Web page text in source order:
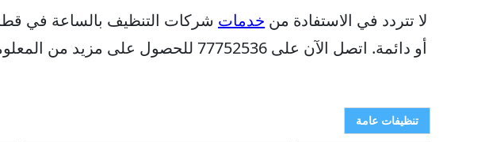
لا تتردد في الاستفادة من خدمات شركات التنظيف بالساعة في
أو دائمة. اتصل الآن على 77752536 للحصول على مزيد من المعلومات وللحجز.
تنظيفات عامة